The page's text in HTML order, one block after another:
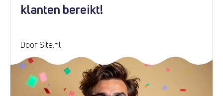
klanten bereikt!
Door Site.nl